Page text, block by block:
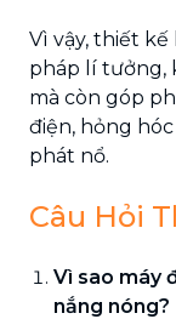
Vì vậy, thiết
pháp lí tưởng,
mà còn góp
điện, hỏng
phát nổ.
Câu Hỏi
Vì sao máy
nắng nóng?